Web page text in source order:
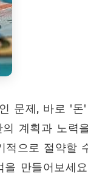
문제, 바로 '
계획과 노력
적으로 절약할
만들어보세